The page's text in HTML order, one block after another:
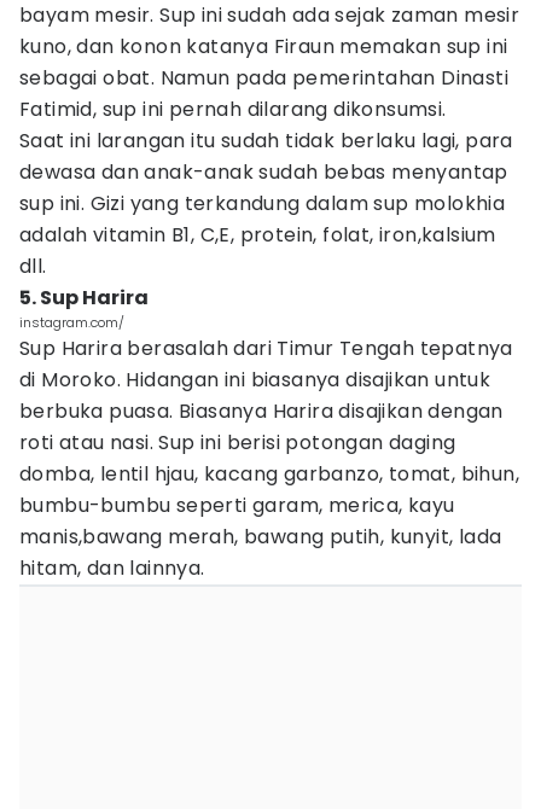
bayam mesir. Sup ini sudah ada sejak zaman mesir
kuno, dan konon katanya Firaun memakan sup ini
sebagai obat. Namun pada pemerintahan Dinasti
Fatimid, sup ini pernah dilarang dikonsumsi.
Saat ini larangan itu sudah tidak berlaku lagi, para
dewasa dan anak-anak sudah bebas menyantap
sup ini. Gizi yang terkandung dalam sup molokhia
adalah vitamin B1, C,E, protein, folat, iron,kalsium
dll.
5. Sup Harira
instagram.com/
Sup Harira berasalah dari Timur Tengah tepatnya
di Moroko. Hidangan ini biasanya disajikan untuk
berbuka puasa. Biasanya Harira disajikan dengan
roti atau nasi. Sup ini berisi potongan daging
domba, lentil hjau, kacang garbanzo, tomat, bihun,
bumbu-bumbu seperti garam, merica, kayu
manis,bawang merah, bawang putih, kunyit, lada
hitam, dan lainnya.